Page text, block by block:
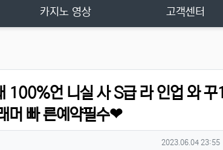
카지노 영상 고객센터
언 니실 사 S급 라 인업 와 꾸1
머 빠 른예약필수❤
작성일
2023.06.04 23:55